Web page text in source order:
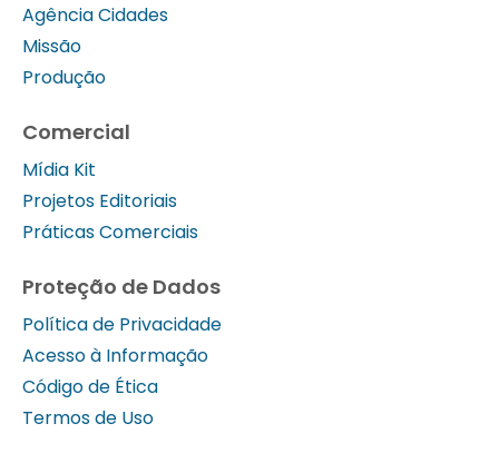
Agência Cidades
Missão
Produção
Comercial
Mídia Kit
Projetos Editoriais
Práticas Comerciais
Proteção de Dados
Política de Privacidade
Acesso à Informação
Código de Ética
Termos de Uso